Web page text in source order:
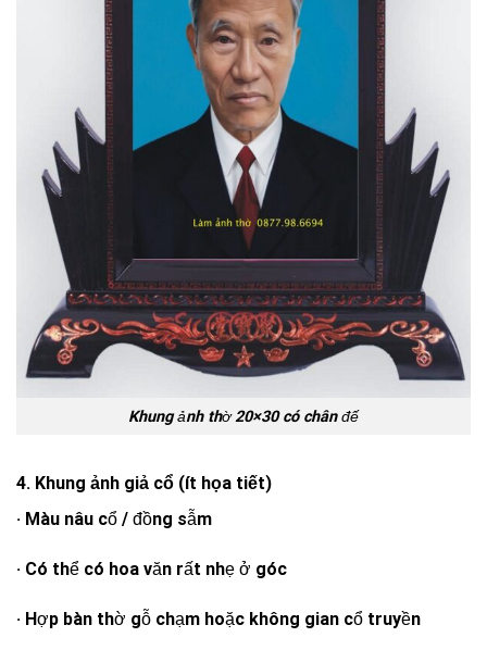
Khung ảnh thờ 20×30 có chân đế
4. Khung ảnh giả cổ (ít họa tiết)
· Màu nâu cổ / đồng sẫm
· Có thể có hoa văn rất nhẹ ở góc
· Hợp bàn thờ gỗ chạm hoặc không gian cổ truyền